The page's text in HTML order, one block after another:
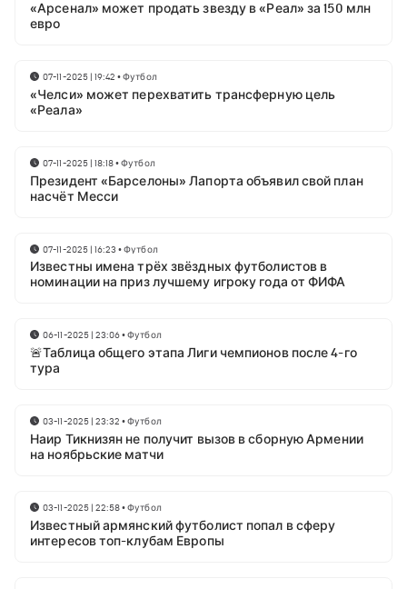
«Арсенал» может продать звезду в «Реал» за 150 млн
евро
07-11-2025 | 19:42 •Футбол
«Челси» может перехватить трансферную цель
«Реала»
07-11-2025 | 18:18•Футбол
Президент «Барселоны» Лапорта объявил свой план
насчёт Месси
07-11-2025 | 16:23 •Футбол
Известны имена трёх звёздных футболистов в
номинации на приз лучшему игроку года от ФИФА
06-11-2025 | 23:06•Футбол
🚨Таблица общего этапа Лиги чемпионов после 4-го
тура
03-11-2025 | 23:32 •Футбол
Наир Тикнизян не получит вызов в сборную Армении
на ноябрьские матчи
03-11-2025 | 22:58•Футбол
Известный армянский футболист попал в сферу
интересов топ-клубам Европы